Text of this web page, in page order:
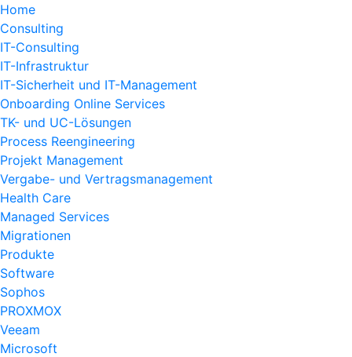
Home
Consulting
IT-Consulting
IT-Infrastruktur
IT-Sicherheit und IT-Management
Onboarding Online Services
TK- und UC-Lösungen
Process Reengineering
Projekt Management
Vergabe- und Vertragsmanagement
Health Care
Managed Services
Migrationen
Produkte
Software
Sophos
PROXMOX
Veeam
Microsoft